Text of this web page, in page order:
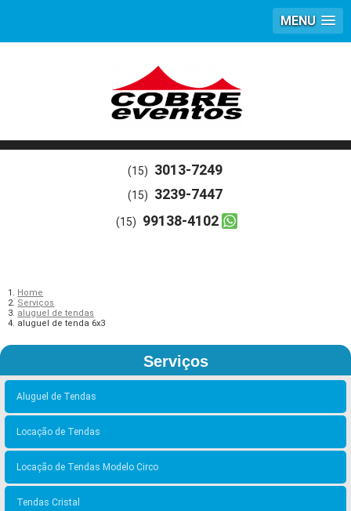
MENU
(15) 3013-7249
(15) 3239-7447
(15) 99138-4102
Home
Serviços
aluguel de tendas
aluguel de tenda 6x3
Serviços
Aluguel de Tendas
Locação de Tendas
Locação de Tendas Modelo Circo
Tendas Cristal